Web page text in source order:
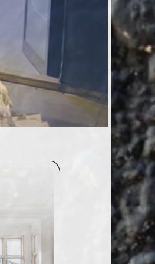
Ft Yapı
Antalyade Mantolamanın Lideri